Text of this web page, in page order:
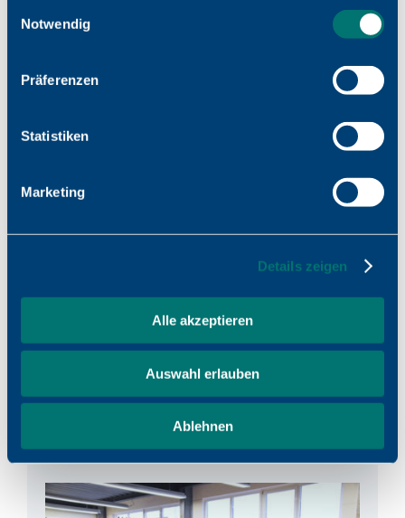
Notwendig
Präferenzen
Statistiken
Marketing
Details zeigen
Alle akzeptieren
Auswahl erlauben
Ablehnen
• geprüfte Qualität nach DIN EN ISO 9001:2000
• schneller Produktionsstart durch großes
• Horsch Elektronik-Bauteile – Erfahrung &
• elektronische Bauteile vom Schaltplan bis zum
Bestückungsaufdruck mit Dokumentation
Service von A bis Z